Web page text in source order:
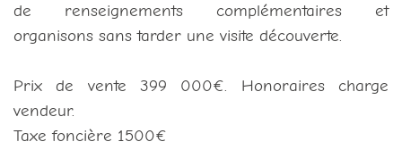
de renseignements complémentaires et
organisons sans tarder une visite découverte.
Prix de vente 399 000€. Honoraires charge
vendeur.
Taxe foncière 1500€